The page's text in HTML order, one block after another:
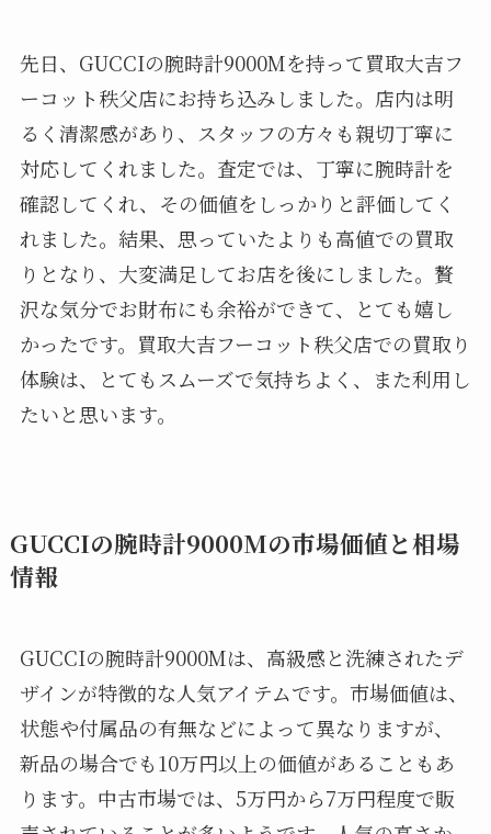
先日、GUCCIの腕時計9000Mを持って買取大吉フ
ーコット秩父店にお持ち込みしました。店内は明
るく清潔感があり、スタッフの方々も親切丁寧に
対応してくれました。査定では、丁寧に腕時計を
確認してくれ、その価値をしっかりと評価してく
れました。結果、思っていたよりも高値での買取
りとなり、大変満足してお店を後にしました。贅
沢な気分でお財布にも余裕ができて、とても嬉し
かったです。買取大吉フーコット秩父店での買取り
体験は、とてもスムーズで気持ちよく、また利用し
たいと思います。
GUCCIの腕時計9000Mの市場価値と相場
情報
GUCCIの腕時計9000Mは、高級感と洗練されたデ
ザインが特徴的な人気アイテムです。市場価値は、
状態や付属品の有無などによって異なりますが、
新品の場合でも10万円以上の価値があることもあ
ります。中古市場では、5万円から7万円程度で販